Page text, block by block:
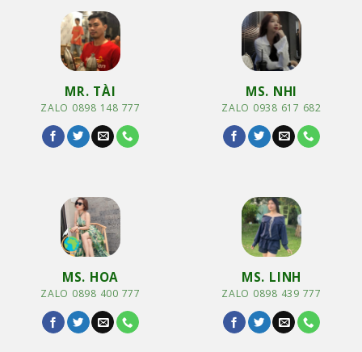
MR. TÀI
ZALO 0898 148 777
MS. NHI
ZALO 0938 617 682
MS. HOA
ZALO 0898 400 777
MS. LINH
ZALO 0898 439 777